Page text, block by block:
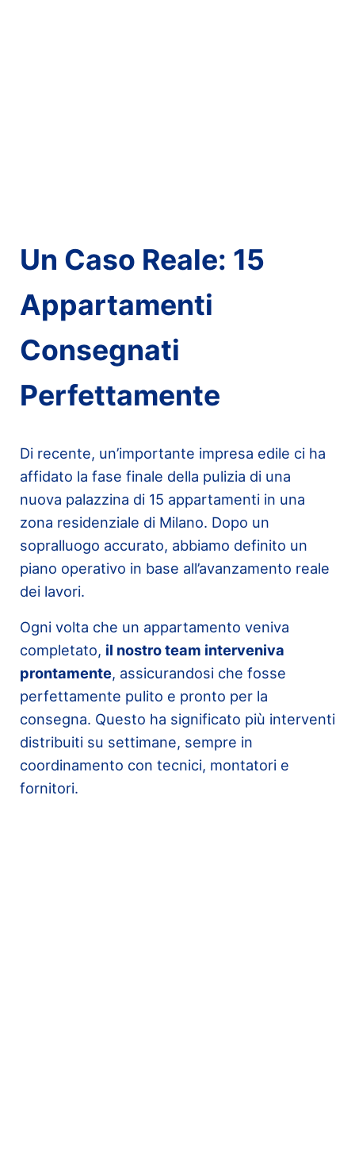
Un Caso Reale: 15
Appartamenti
Consegnati
Perfettamente
Di recente, un’importante impresa edile ci ha
affidato la fase finale della pulizia di una
nuova palazzina di 15 appartamenti in una
zona residenziale di Milano. Dopo un
sopralluogo accurato, abbiamo definito un
piano operativo in base all’avanzamento reale
dei lavori.
Ogni volta che un appartamento veniva
completato, il nostro team interveniva
prontamente, assicurandosi che fosse
perfettamente pulito e pronto per la
consegna. Questo ha significato più interventi
distribuiti su settimane, sempre in
coordinamento con tecnici, montatori e
fornitori.